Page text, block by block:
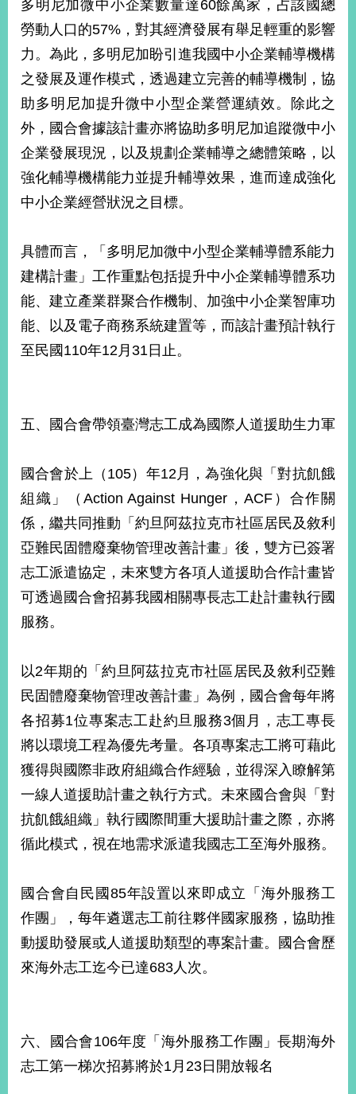
多明尼加微中小企業數量達60餘萬家，占該國總
勞動人口的57%，對其經濟發展有舉足輕重的影響
力。為此，多明尼加盼引進我國中小企業輔導機構
之發展及運作模式，透過建立完善的輔導機制，協
助多明尼加提升微中小型企業營運績效。除此之
外，國合會據該計畫亦將協助多明尼加追蹤微中小
企業發展現況，以及規劃企業輔導之總體策略，以
強化輔導機構能力並提升輔導效果，進而達成強化
中小企業經營狀況之目標。
具體而言，「多明尼加微中小型企業輔導體系能力
建構計畫」工作重點包括提升中小企業輔導體系功
能、建立產業群聚合作機制、加強中小企業智庫功
能、以及電子商務系統建置等，而該計畫預計執行
至民國110年12月31日止。
五、國合會帶領臺灣志工成為國際人道援助生力軍
國合會於上（105）年12月，為強化與「對抗飢餓
組織」（Action Against Hunger，ACF）合作關
係，繼共同推動「約旦阿茲拉克市社區居民及敘利
亞難民固體廢棄物管理改善計畫」後，雙方已簽署
志工派遣協定，未來雙方各項人道援助合作計畫皆
可透過國合會招募我國相關專長志工赴計畫執行國
服務。
以2年期的「約旦阿茲拉克市社區居民及敘利亞難
民固體廢棄物管理改善計畫」為例，國合會每年將
各招募1位專案志工赴約旦服務3個月，志工專長
將以環境工程為優先考量。各項專案志工將可藉此
獲得與國際非政府組織合作經驗，並得深入瞭解第
一線人道援助計畫之執行方式。未來國合會與「對
抗飢餓組織」執行國際間重大援助計畫之際，亦將
循此模式，視在地需求派遣我國志工至海外服務。
國合會自民國85年設置以來即成立「海外服務工
作團」，每年遴選志工前往夥伴國家服務，協助推
動援助發展或人道援助類型的專案計畫。國合會歷
來海外志工迄今已達683人次。
六、國合會106年度「海外服務工作團」長期海外
志工第一梯次招募將於1月23日開放報名